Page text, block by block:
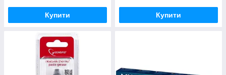
Купити Купити